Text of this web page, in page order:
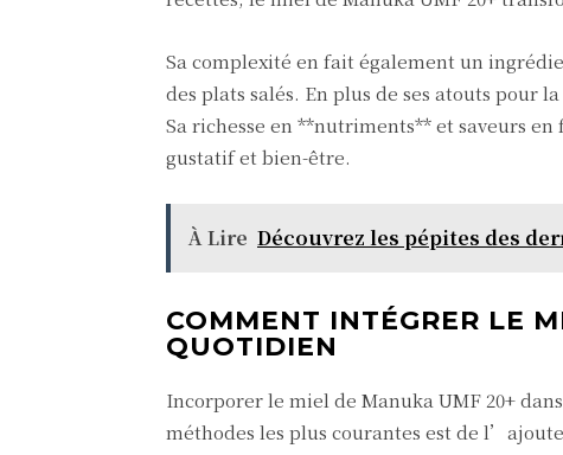
Sa complexité en fait également un
des plats salés. En plus de ses atouts pour
Sa richesse en **nutriments** et saveurs
gustatif et bien-être.
À Lire Découvrez les pépites des
COMMENT INTÉGRER LE
QUOTIDIEN
Incorporer le miel de Manuka UMF 20+
méthodes les plus courantes est de